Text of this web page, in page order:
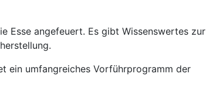
Esse angefeuert. Es gibt Wissenswertes zur
ein umfangreiches Vorführprogramm der